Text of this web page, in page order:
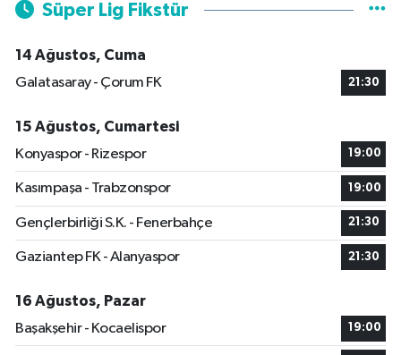
Süper Lig Fikstür
14 Ağustos, Cuma
Galatasaray - Çorum FK
21:30
15 Ağustos, Cumartesi
Konyaspor - Rizespor
19:00
Kasımpaşa - Trabzonspor 19:00
Gençlerbirliği S.K. - Fenerbahçe 21:30
Gaziantep FK - Alanyaspor 21:30
16 Ağustos, Pazar
Başakşehir - Kocaelispor
19:00